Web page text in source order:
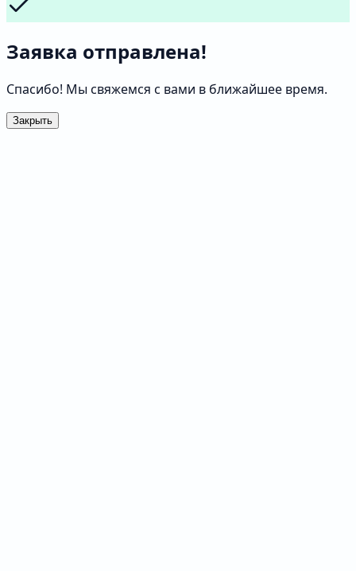
Заявка отправлена!
Спасибо! Мы свяжемся с вами в ближайшее время.
Закрыть